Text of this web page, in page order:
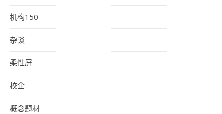
机构150
杂谈
柔性屏
校企
概念题材